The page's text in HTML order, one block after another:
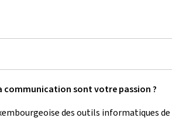
sont votre passion ?
des outils informatiques